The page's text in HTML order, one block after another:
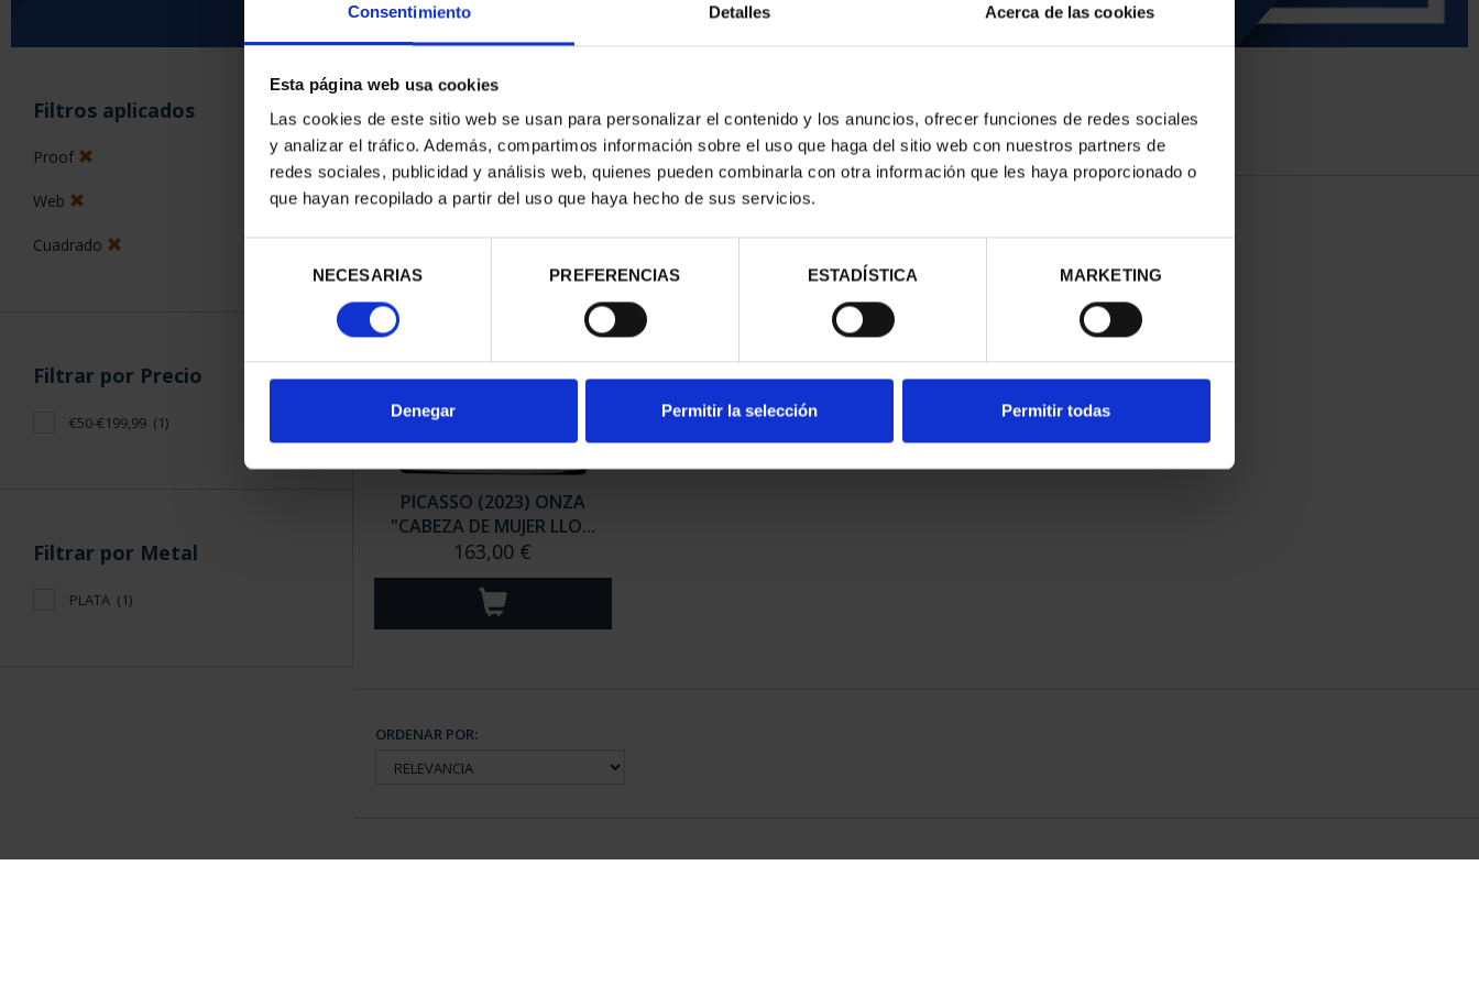
Consentimiento Detalles Acerca de las cookies
Esta página web usa cookies
Las cookies de este sitio web se usan para personalizar el contenido y los anuncios, ofrecer funciones de redes sociales
y analizar el tráfico. Además, compartimos información sobre el uso que haga del sitio web con nuestros partners de
redes sociales, publicidad y análisis web, quienes pueden combinarla con otra información que les haya proporcionado o
que hayan recopilado a partir del uso que haya hecho de sus servicios.
consentimiento
NECESARIAS PREFERENCIAS ESTADÍSTICA MARKETING
Denegar Permitir la selección Permitir todas
Filtros aplicados
Proof
Web
Cuadrado
Filtrar por Precio
€50-€199,99 (1)
Filtrar por Metal
PLATA (1)
ORDENAR POR:
1 Productos encontrados
PICASSO (2023) ONZA
"CABEZA DE MUJER LLO...
163,00 €
ORDENAR POR: